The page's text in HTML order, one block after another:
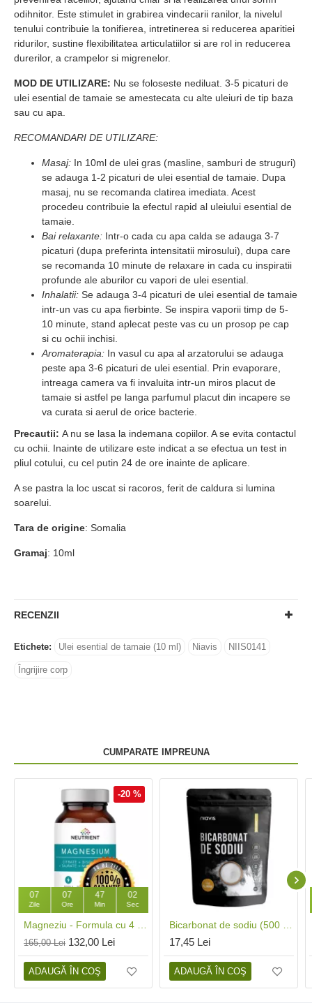
odihnitor. Este stimulet in grabirea vindecarii ranilor, la nivelul
tenului contribuie la tonifierea, intretinerea si reducerea aparitiei
ridurilor, sustine flexibilitatea articulatiilor si are rol in reducerea
durerilor, a crampelor si migrenelor.
MOD DE UTILIZARE: Nu se foloseste nediluat. 3-5 picaturi de
ulei esential de tamaie se amestecata cu alte uleiuri de tip baza
sau cu apa.
RECOMANDARI DE UTILIZARE:
Masaj: In 10ml de ulei gras (masline, samburi de struguri)
se adauga 1-2 picaturi de ulei esential de tamaie. Dupa
masaj, nu se recomanda clatirea imediata. Acest
procedeu contribuie la efectul rapid al uleiului esential de
tamaie.
Bai relaxante: Intr-o cada cu apa calda se adauga 3-7
picaturi (dupa preferinta intensitatii mirosului), dupa care
se recomanda 10 minute de relaxare in cada cu inspiratii
profunde ale aburilor cu vapori de ulei esential.
Inhalatii: Se adauga 3-4 picaturi de ulei esential de tamaie
intr-un vas cu apa fierbinte. Se inspira vaporii timp de 5-
10 minute, stand aplecat peste vas cu un prosop pe cap
si cu ochii inchisi.
Aromaterapia: In vasul cu apa al arzatorului se adauga
peste apa 3-6 picaturi de ulei esential. Prin evaporare,
intreaga camera va fi invaluita intr-un miros placut de
tamaie si astfel pe langa parfumul placut din incapere se
va curata si aerul de orice bacterie.
Precautii: A nu se lasa la indemana copiilor. A se evita contactul
cu ochii. Inainte de utilizare este indicat a se efectua un test in
pliul cotului, cu cel putin 24 de ore inainte de aplicare.
A se pastra la loc uscat si racoros, ferit de caldura si lumina
soarelui.
Tara de origine: Somalia
Gramaj: 10ml
RECENZII
Etichete: Ulei esential de tamaie (10 ml) Niavis NIIS0141
Îngrijire corp
CUMPARATE IMPREUNA
-20 %
07
Zile
07
Ore
47
Min
01
Sec
165,00 Lei 132,00 Lei
ADAUGĂ ÎN COŞ
17,45 Lei
ADAUGĂ ÎN COŞ